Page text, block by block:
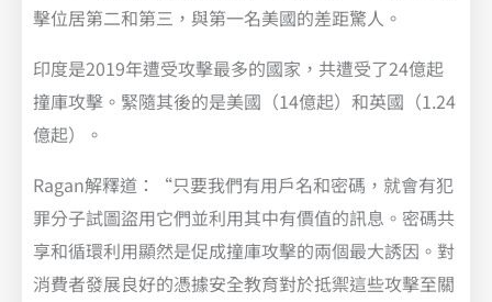
擊位居第二和第三，與第一名美國的差距驚人。
印度是2019年遭受攻擊最多的國家，共遭受了24億起
撞庫攻擊。緊隨其後的是美國（14億起）和英國（1.24
億起）。
Ragan解釋道：“只要我們有用戶名和密碼，就會有犯
罪分子試圖盜用它們並利用其中有價值的訊息。密碼共
享和循環利用顯然是促成撞庫攻擊的兩個最大誘因。對
消費者發展良好的憑據安全教育對於抵禦這些攻擊至關